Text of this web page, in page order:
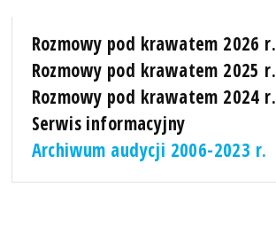
Rozmowy pod krawatem 2026 r.
Rozmowy pod krawatem 2025 r.
Rozmowy pod krawatem 2024 r.
Serwis informacyjny
Archiwum audycji 2006-2023 r.